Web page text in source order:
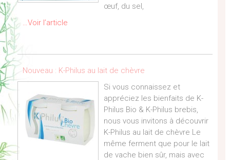
œuf, du sel,
…Voir l’article
Nouveau : K-Philus au lait de chèvre
Si vous connaissez et
appréciez les bienfaits de K-
Philus Bio & K-Philus brebis,
nous vous invitons à découvrir
K-Philus au lait de chèvre Le
même ferment que pour le lait
de vache bien sûr, mais avec